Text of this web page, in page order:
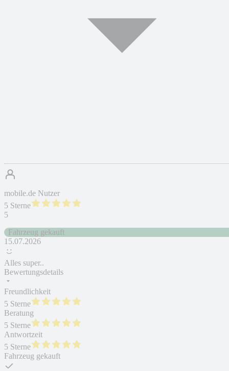
mobile.de Nutzer
5 Sterne
5
Fahrzeug gekauft
15.07.2026
Alles super..
Bewertungsdetails
Freundlichkeit
5 Sterne
Beratung
5 Sterne
Antwortzeit
5 Sterne
Fahrzeug gekauft